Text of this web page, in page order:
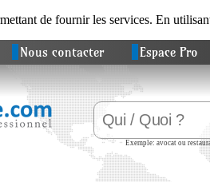
de fournir les services. En
Nous contacter Espace Pro
Exemple: avocat ou